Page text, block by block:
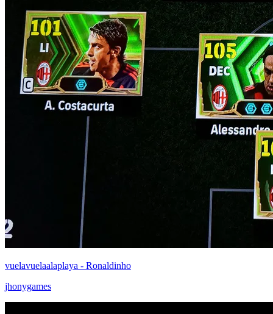
vuelavuelaalaplaya - Ronaldinho
jhonygames